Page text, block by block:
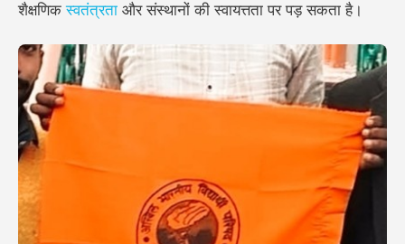
शैक्षणिकस्वतंत्रता और संस्थानों की स्वायत्तता पर पड़ सकता है।